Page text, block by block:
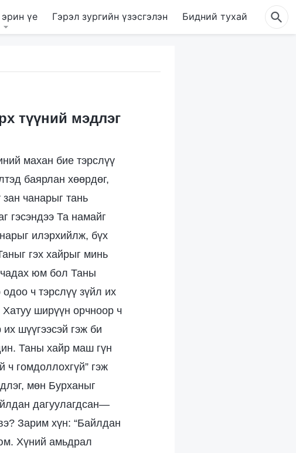
үе Гэрэл зургийн үзэсгэлэн Бидний тухай
түүний мэдлэг
махан бие тэрслүү
баярлан хөөрдөг,
чанарыг тань
гэсэндээ Та намайг
илэрхийлж, бүх
гэх хайрыг минь
чадах юм бол Таны
ч тэрслүү зүйл их
Хатуу ширүүн орчноор ч
шүүгээсэй гэж би
Таны хайр маш гүн
ч гомдоллохгүй” гэж
мөн Бурханыг
дагуулагдсан—
Зарим хүн: “Байлдан
Хүний амьдрал